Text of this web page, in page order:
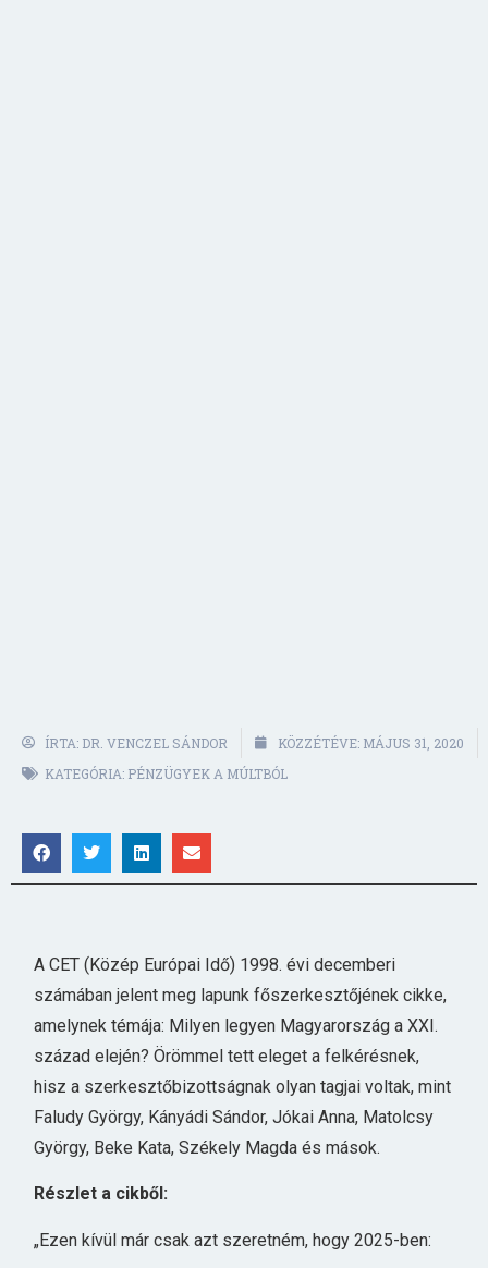
ÍRTA: DR. VENCZEL SÁNDOR KÖZZÉTÉVE: MÁJUS 31, 2020
KATEGÓRIA: PÉNZÜGYEK A MÚLTBÓL
A CET (Közép Európai Idő) 1998. évi decemberi
számában jelent meg lapunk főszerkesztőjének cikke,
amelynek témája: Milyen legyen Magyarország a XXI.
század elején? Örömmel tett eleget a felkérésnek,
hisz a szerkesztőbizottságnak olyan tagjai voltak, mint
Faludy György, Kányádi Sándor, Jókai Anna, Matolcsy
György, Beke Kata, Székely Magda és mások.
Részlet a cikből:
„Ezen kívül már csak azt szeretném, hogy 2025-ben: